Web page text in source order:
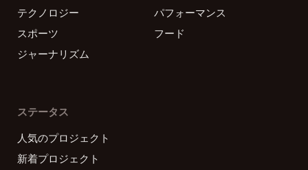
テクノロジー
パフォーマンス
スポーツ
フード
ジャーナリズム
ステータス
人気のプロジェクト
新着プロジェクト